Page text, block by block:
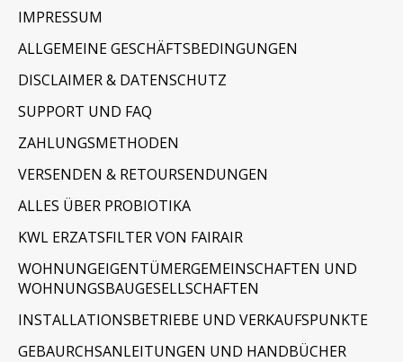
IMPRESSUM
ALLGEMEINE GESCHÄFTSBEDINGUNGEN
DISCLAIMER & DATENSCHUTZ
SUPPORT UND FAQ
ZAHLUNGSMETHODEN
VERSENDEN & RETOURSENDUNGEN
ALLES ÜBER PROBIOTIKA
KWL ERZATSFILTER VON FAIRAIR
WOHNUNGEIGENTÜMERGEMEINSCHAFTEN UND
WOHNUNGSBAUGESELLSCHAFTEN
INSTALLATIONSBETRIEBE UND VERKAUFSPUNKTE
GEBAURCHSANLEITUNGEN UND HANDBÜCHER